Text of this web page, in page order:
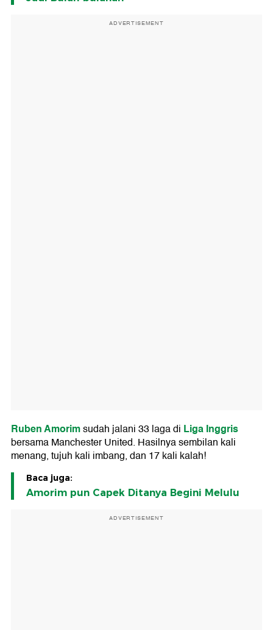
ADVERTISEMENT
Ruben Amorimsudah jalani 33 laga di Liga Inggris
bersama Manchester United. Hasilnya sembilan kali
menang, tujuh kali imbang, dan 17 kali kalah!
Baca juga:
Amorim pun Capek Ditanya Begini Melulu
ADVERTISEMENT